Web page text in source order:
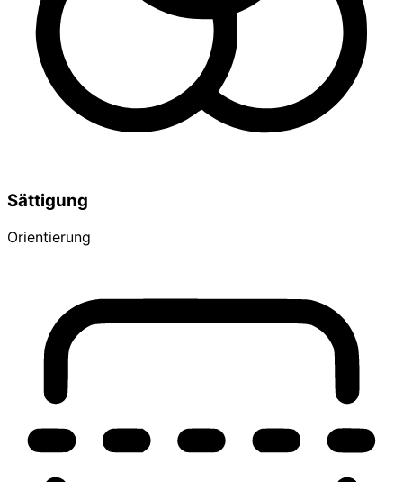
Sättigung
Orientierung